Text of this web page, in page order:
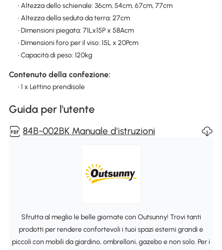
• Altezza dello schienale: 36cm, 54cm, 67cm, 77cm
• Altezza della seduta da terra: 27cm
• Dimensioni piegata: 71Lx15P x 58Acm
• Dimensioni foro per il viso: 15L x 20Pcm
• Capacità di peso: 120kg
Contenuto della confezione:
• 1 x Lettino prendisole
Guida per l'utente
84B-002BK Manuale d'istruzioni
Sfrutta al meglio le belle giornate con Outsunny! Trovi tanti
prodotti per rendere confortevoli i tuoi spazi esterni grandi e
piccoli con mobili da giardino, ombrelloni, gazebo e non solo. Per i